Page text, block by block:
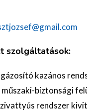
szolgáltatások:
kazános
műszaki-biztonsági
rendszer